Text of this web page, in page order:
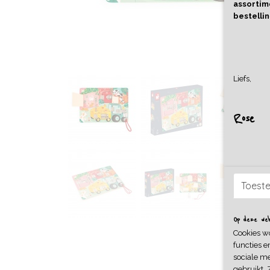
Liefs,
Rose
Op deze
Cookies
functies
sociale